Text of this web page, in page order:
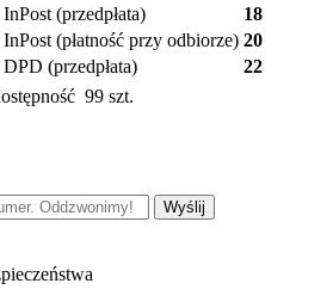
(przedpłata)
18
(płatność przy odbiorze) 20
(przedpłata)
22
99 szt.
Wyślij